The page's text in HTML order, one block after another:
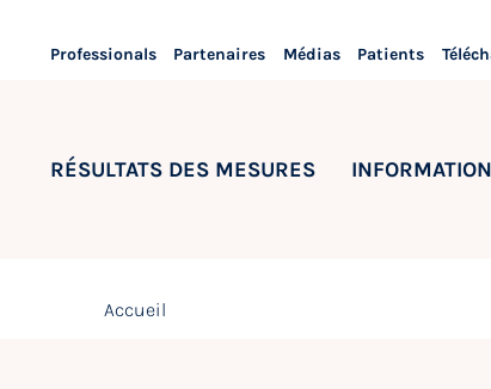
Professionals Partenaires Médias Patients
RÉSULTATS DES MESURES
Accueil